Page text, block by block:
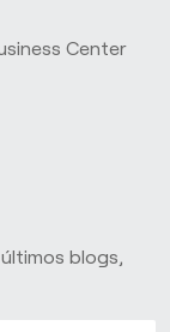
Center
blogs,